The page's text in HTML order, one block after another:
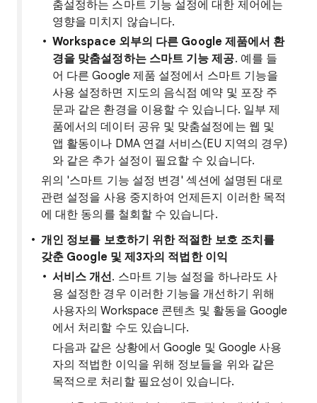
춤설정하는 스마트 기능 설정에 대한 제어에는
영향을 미치지 않습니다.
Workspace 외부의 다른 Google 제품에서 환
경을 맞춤설정하는 스마트 기능 제공. 예를 들
어 다른 Google 제품 설정에서 스마트 기능을
사용 설정하면 지도의 음식점 예약 및 포장 주
문과 같은 환경을 이용할 수 있습니다. 일부 제
품에서의 데이터 공유 및 맞춤설정에는 웹 및
앱 활동이나 DMA 연결 서비스(EU 지역의 경우)
와 같은 추가 설정이 필요할 수 있습니다.
위의 '스마트 기능 설정 변경' 섹션에 설명된 대로
관련 설정을 사용 중지하여 언제든지 이러한 목적
에 대한 동의를 철회할 수 있습니다.
개인 정보를 보호하기 위한 적절한 보호 조치를
갖춘 Google 및 제3자의 적법한 이익
서비스 개선. 스마트 기능 설정을 하나라도 사
용 설정한 경우 이러한 기능을 개선하기 위해
사용자의 Workspace 콘텐츠 및 활동을 Google
에서 처리할 수도 있습니다.
다음과 같은 상황에서 Google 및 Google 사용
자의 적법한 이익을 위해 정보들을 위와 같은
목적으로 처리할 필요성이 있습니다.